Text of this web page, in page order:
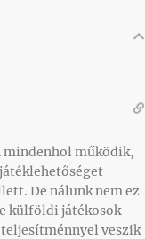
mindenhol működik,
De nálunk nem ez
külföldi játékosok
veszik